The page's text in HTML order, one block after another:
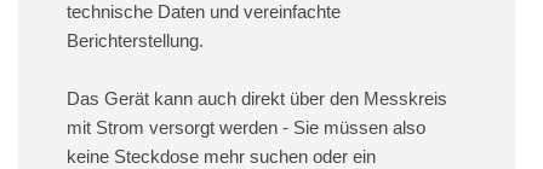
technische Daten und vereinfachte
Berichterstellung.
Das Gerät kann auch direkt über den Messkreis
mit Strom versorgt werden - Sie müssen also
keine Steckdose mehr suchen oder ein